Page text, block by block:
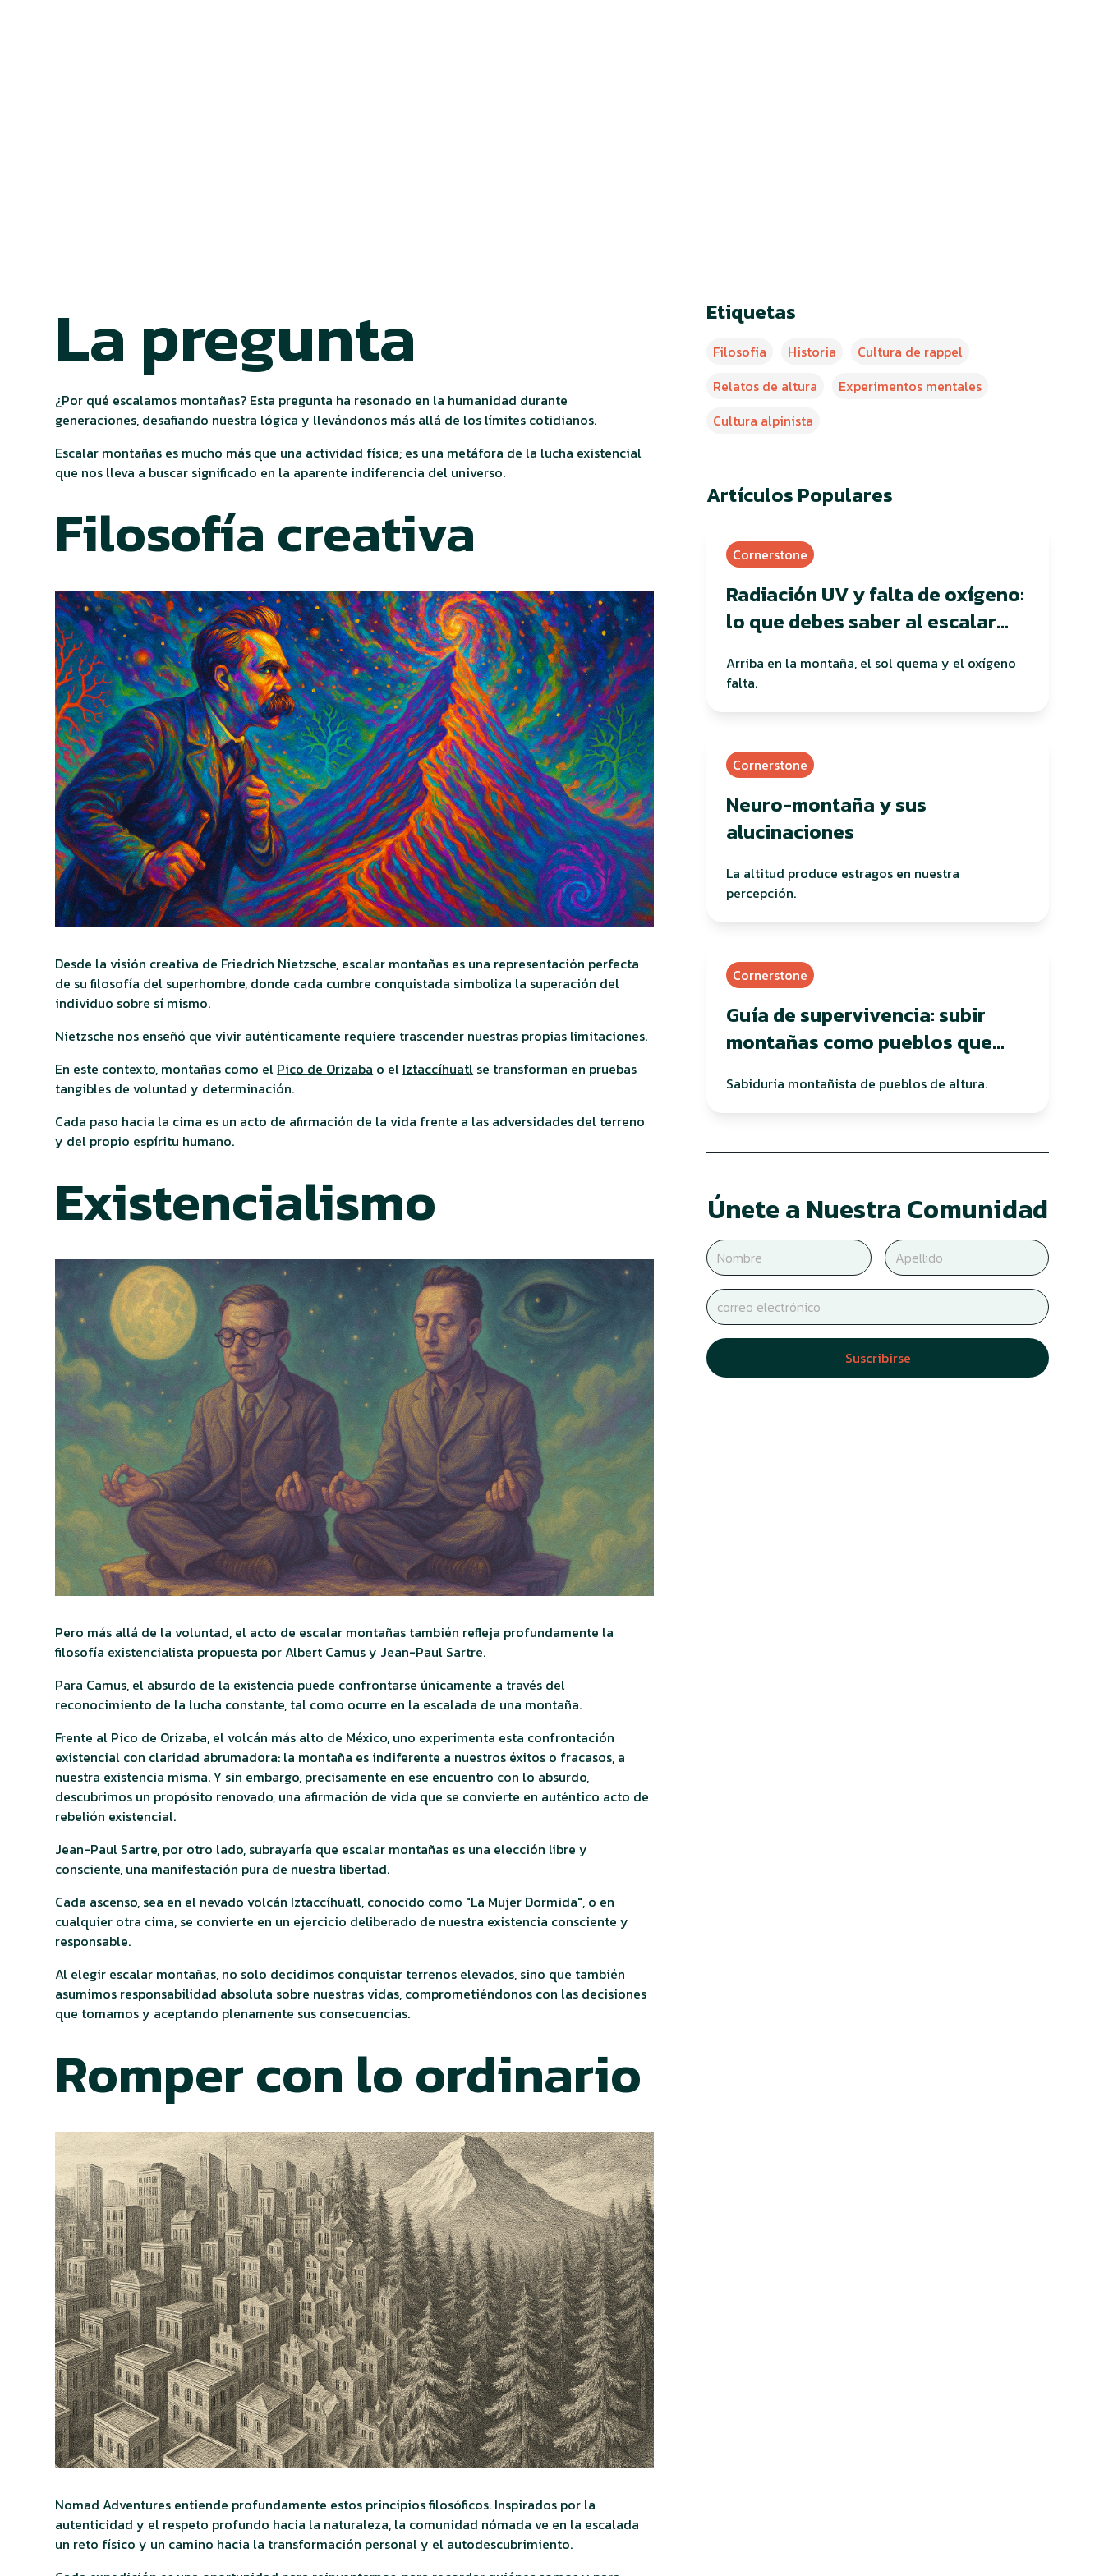
La pregunta
¿Por qué escalamos montañas? Esta pregunta ha resonado en la humanidad durante
generaciones, desafiando nuestra lógica y llevándonos más allá de los límites cotidianos.
Escalar montañas es mucho más que una actividad física; es una metáfora de la lucha existencial
que nos lleva a buscar significado en la aparente indiferencia del universo.
Filosofía creativa
Desde la visión creativa de Friedrich Nietzsche, escalar montañas es una representación perfecta
de su filosofía del superhombre, donde cada cumbre conquistada simboliza la superación del
individuo sobre sí mismo.
Nietzsche nos enseñó que vivir auténticamente requiere trascender nuestras propias limitaciones.
En este contexto, montañas como el Pico de Orizaba o el Iztaccíhuatl se transforman en pruebas
tangibles de voluntad y determinación.
Cada paso hacia la cima es un acto de afirmación de la vida frente a las adversidades del terreno
y del propio espíritu humano.
Existencialismo
Pero más allá de la voluntad, el acto de escalar montañas también refleja profundamente la
filosofía existencialista propuesta por Albert Camus y Jean-Paul Sartre.
Para Camus, el absurdo de la existencia puede confrontarse únicamente a través del
reconocimiento de la lucha constante, tal como ocurre en la escalada de una montaña.
Frente al Pico de Orizaba, el volcán más alto de México, uno experimenta esta confrontación
existencial con claridad abrumadora: la montaña es indiferente a nuestros éxitos o fracasos, a
nuestra existencia misma. Y sin embargo, precisamente en ese encuentro con lo absurdo,
descubrimos un propósito renovado, una afirmación de vida que se convierte en auténtico acto de
rebelión existencial.
Jean-Paul Sartre, por otro lado, subrayaría que escalar montañas es una elección libre y
consciente, una manifestación pura de nuestra libertad.
Cada ascenso, sea en el nevado volcán Iztaccíhuatl, conocido como "La Mujer Dormida", o en
cualquier otra cima, se convierte en un ejercicio deliberado de nuestra existencia consciente y
responsable.
Al elegir escalar montañas, no solo decidimos conquistar terrenos elevados, sino que también
asumimos responsabilidad absoluta sobre nuestras vidas, comprometiéndonos con las decisiones
que tomamos y aceptando plenamente sus consecuencias.
Romper con lo ordinario
Nomad Adventures entiende profundamente estos principios filosóficos. Inspirados por la
autenticidad y el respeto profundo hacia la naturaleza, la comunidad nómada ve en la escalada
un reto físico y un camino hacia la transformación personal y el autodescubrimiento.
Etiquetas
Filosofía Historia
Cultura de rappel
Relatos de altura
Experimentos mentales
Cultura alpinista
Artículos Populares
Cornerstone
Radiación UV y falta de oxígeno:
lo que debes saber al escalar
Arriba en la montaña, el sol quema y el oxígeno
falta.
Cornerstone
Neuro-montaña y sus
alucinaciones
La altitud produce estragos en nuestra
percepción.
Cornerstone
Guía de supervivencia: subir
montañas como pueblos que
Sabiduría montañista de pueblos de altura.
Únete a Nuestra Comunidad